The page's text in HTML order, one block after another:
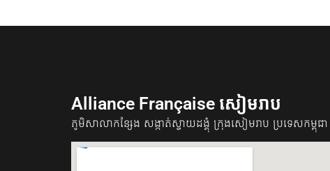
Alliance Française សៀមរាប
ភូមិសាលាកន្សែង សង្កាត់ស្វាយដង្គុំ​​ ក្រុងសៀមរាប ប្រទេសកម្ពុជា